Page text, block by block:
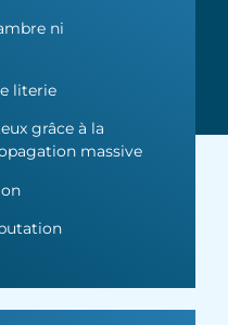
ni
literie
grâce à la
massive